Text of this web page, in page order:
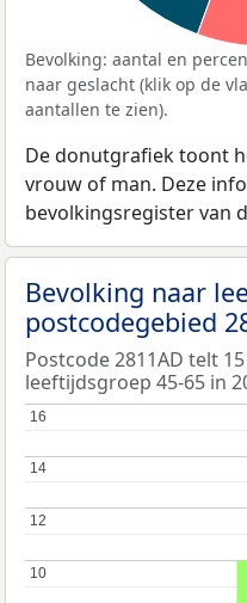
Bevolking: aantal en
naar geslacht (klik op de
aantallen te zien).
De donutgrafiek toont
vrouw of man. Deze
bevolkingsregister van
Bevolking naar
postcodegebied
Postcode 2811AD telt
leeftijdsgroep 45-65 in
10
10
12
12
14
14
16
16